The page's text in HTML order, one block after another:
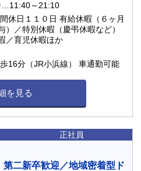
…11:40～21:10
休日１１０日 有給休暇（６ヶ月
）／特別休暇（慶弔休暇など）
／育児休暇ほか
16分（JR小浜線） 車通勤可能
を見る
正社員
第二新卒歓迎／地域密着型ド